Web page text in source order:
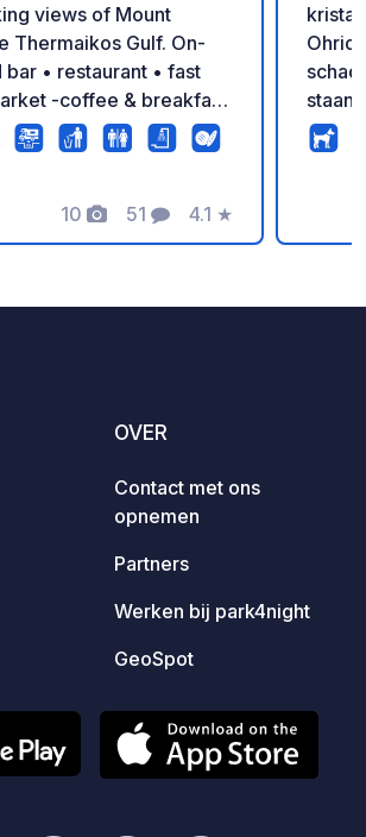
views of Mount
Thermaikos Gulf. On-
need for the perfect
10
Foto's
51
Commentaren
4.1
Beoordeling
★
om te
OVER
Contact met ons
opnemen
Partners
Werken bij park4night
GeoSpot